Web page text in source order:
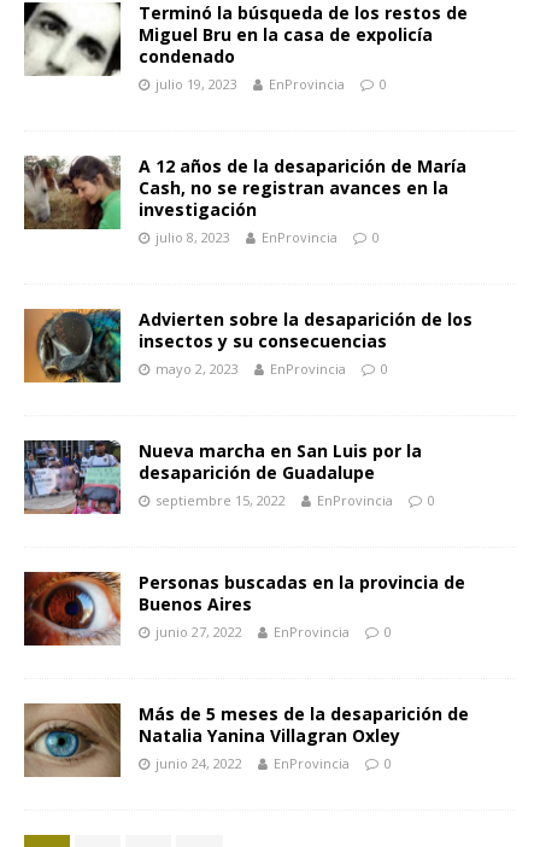
Terminó la búsqueda de los restos de
Miguel Bru en la casa de expolicía
condenado
julio 19, 2023 EnProvincia 0
A 12 años de la desaparición de María
Cash, no se registran avances en la
investigación
julio 8, 2023 EnProvincia 0
Advierten sobre la desaparición de los
insectos y su consecuencias
mayo 2, 2023 EnProvincia 0
Nueva marcha en San Luis por la
desaparición de Guadalupe
septiembre 15, 2022 EnProvincia 0
Personas buscadas en la provincia de
Buenos Aires
junio 27, 2022 EnProvincia 0
Más de 5 meses de la desaparición de
Natalia Yanina Villagran Oxley
junio 24, 2022 EnProvincia 0